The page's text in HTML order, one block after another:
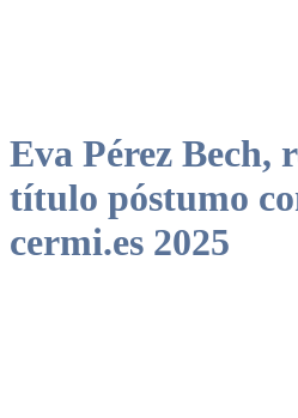
Eva Pérez Bech,
título póstumo
cermi.es 2025